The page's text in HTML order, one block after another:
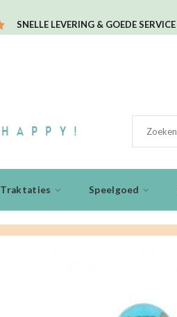
SNELLE LEVERING & GOEDE SERVICE
Traktaties Speelgoed